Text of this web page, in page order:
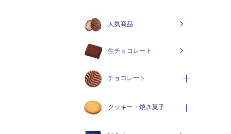
人気商品
生チョコレート
チョコレート
クッキー・焼き菓子